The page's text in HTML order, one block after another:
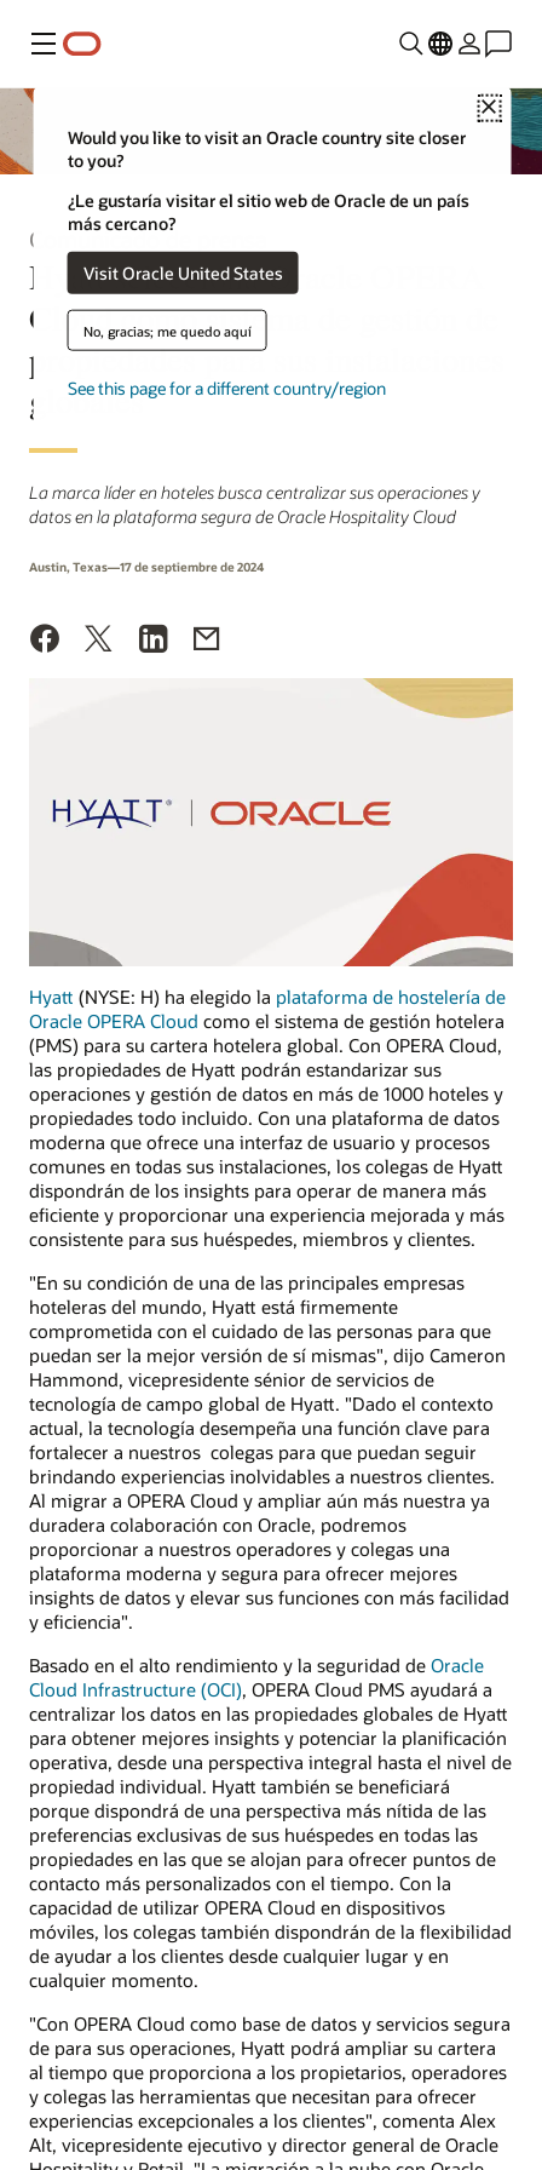
Menú
Close
Would you like to visit an Oracle country site closer
to you?
¿Le gustaría visitar el sitio web de Oracle de un país
más cercano?
Visit Oracle United States
No, gracias; me quedo aquí
See this page for a different country/region
Comunicado de prensa
Hyatt selecciona Oracle OPERA
Cloud como sistema de gestión de
propiedades para sus instalaciones
globales
La marca líder en hoteles busca centralizar sus operaciones y
datos en la plataforma segura de Oracle Hospitality Cloud
Austin, Texas—17 de septiembre de 2024
Hyatt (NYSE: H) ha elegido la plataforma de hostelería de
Oracle OPERA Cloud como el sistema de gestión hotelera
(PMS) para su cartera hotelera global. Con OPERA Cloud,
las propiedades de Hyatt podrán estandarizar sus
operaciones y gestión de datos en más de 1000 hoteles y
propiedades todo incluido. Con una plataforma de datos
moderna que ofrece una interfaz de usuario y procesos
comunes en todas sus instalaciones, los colegas de Hyatt
dispondrán de los insights para operar de manera más
eficiente y proporcionar una experiencia mejorada y más
consistente para sus huéspedes, miembros y clientes.
"En su condición de una de las principales empresas
hoteleras del mundo, Hyatt está firmemente
comprometida con el cuidado de las personas para que
puedan ser la mejor versión de sí mismas", dijo Cameron
Hammond, vicepresidente sénior de servicios de
tecnología de campo global de Hyatt. "Dado el contexto
actual, la tecnología desempeña una función clave para
fortalecer a nuestros colegas para que puedan seguir
brindando experiencias inolvidables a nuestros clientes.
Al migrar a OPERA Cloud y ampliar aún más nuestra ya
duradera colaboración con Oracle, podremos
proporcionar a nuestros operadores y colegas una
plataforma moderna y segura para ofrecer mejores
insights de datos y elevar sus funciones con más facilidad
y eficiencia".
Basado en el alto rendimiento y la seguridad de Oracle
Cloud Infrastructure (OCI), OPERA Cloud PMS ayudará a
centralizar los datos en las propiedades globales de Hyatt
para obtener mejores insights y potenciar la planificación
operativa, desde una perspectiva integral hasta el nivel de
propiedad individual. Hyatt también se beneficiará
porque dispondrá de una perspectiva más nítida de las
preferencias exclusivas de sus huéspedes en todas las
propiedades en las que se alojan para ofrecer puntos de
contacto más personalizados con el tiempo. Con la
capacidad de utilizar OPERA Cloud en dispositivos
móviles, los colegas también dispondrán de la flexibilidad
de ayudar a los clientes desde cualquier lugar y en
cualquier momento.
"Con OPERA Cloud como base de datos y servicios segura
de para sus operaciones, Hyatt podrá ampliar su cartera
al tiempo que proporciona a los propietarios, operadores
y colegas las herramientas que necesitan para ofrecer
experiencias excepcionales a los clientes", comenta Alex
Alt, vicepresidente ejecutivo y director general de Oracle